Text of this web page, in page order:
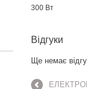
300 Вт
Відгуки
Ще немає